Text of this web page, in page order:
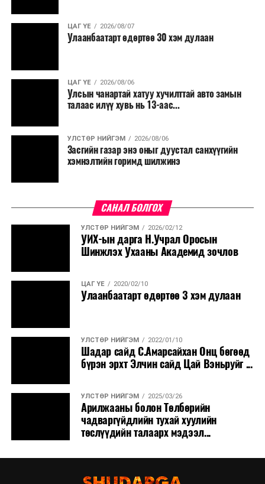
ЦАГ ҮЕ 2026/08/07
Улаанбаатарт өдөртөө 30 хэм дулаан
ЦАГ ҮЕ 2026/08/06
Улсын чанартай хатуу хучилттай авто замын
талаас илүү хувь нь 13-аас...
УЛСТӨР НИЙГЭМ 2026/08/06
Засгийн газар энэ оныг дуустал санхүүгийн
хэмнэлтийн горимд шилжинэ
САНАЛ БОЛГОХ
УЛСТӨР НИЙГЭМ 2026/02/12
УИХ-ын дарга Н.Учрал Оросын
Шинжлэх Ухааны Академид зочлов
ЦАГ ҮЕ 2020/02/10
Улаанбаатарт өдөртөө 3 хэм дулаан
УЛСТӨР НИЙГЭМ 2022/01/10
Шадар сайд С.Амарсайхан Онц бөгөөд
бүрэн эрхт Элчин сайд Цай Вэньруйг ...
УЛСТӨР НИЙГЭМ 2025/03/26
Арилжааны болон Төлбөрийн
чадваргүйдлийн тухай хуулийн
төслүүдийн талаарх мэдээл...